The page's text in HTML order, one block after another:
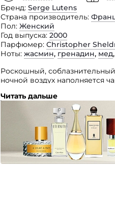
Бренд Serge Lutens
Страна производитель
Пол Женский
Год выпуска 2000
Парфюмер Christopher
Ноты жасмин, гренадин, мед,
Роскошный,
ночной воздух наполняется
Именно цветы индийского,
скрипкой этого
Читать дальше